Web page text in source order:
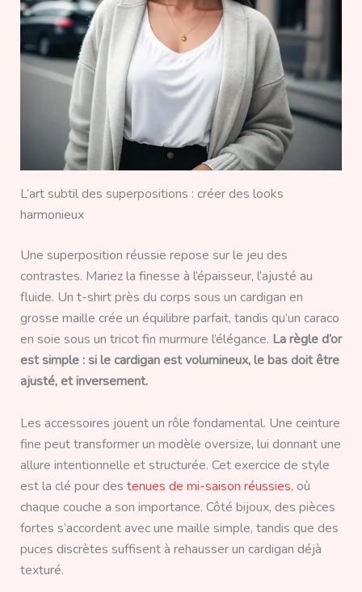
L’art subtil des superpositions : créer des looks
harmonieux
Une superposition réussie repose sur le jeu des
contrastes. Mariez la finesse à l’épaisseur, l’ajusté au
fluide. Un t-shirt près du corps sous un cardigan en
grosse maille crée un équilibre parfait, tandis qu’un caraco
en soie sous un tricot fin murmure l’élégance. La règle d’or
est simple : si le cardigan est volumineux, le bas doit être
ajusté, et inversement.
Les accessoires jouent un rôle fondamental. Une ceinture
fine peut transformer un modèle oversize, lui donnant une
allure intentionnelle et structurée. Cet exercice de style
est la clé pour des tenues de mi-saison réussies, où
chaque couche a son importance. Côté bijoux, des pièces
fortes s’accordent avec une maille simple, tandis que des
puces discrètes suffisent à rehausser un cardigan déjà
texturé.